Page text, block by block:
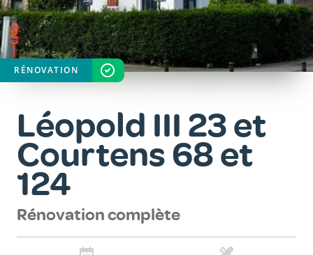
Léopold III 23 et
Courtens 68 et
124
Rénovation complète
RÉNOVATION STATUT
TERMINÉ